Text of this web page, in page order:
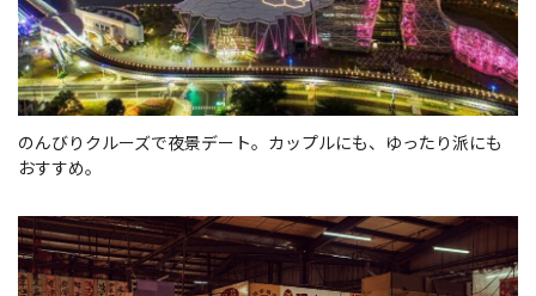
のんびりクルーズで夜景デート。カップルにも、ゆったり派にも
おすすめ。